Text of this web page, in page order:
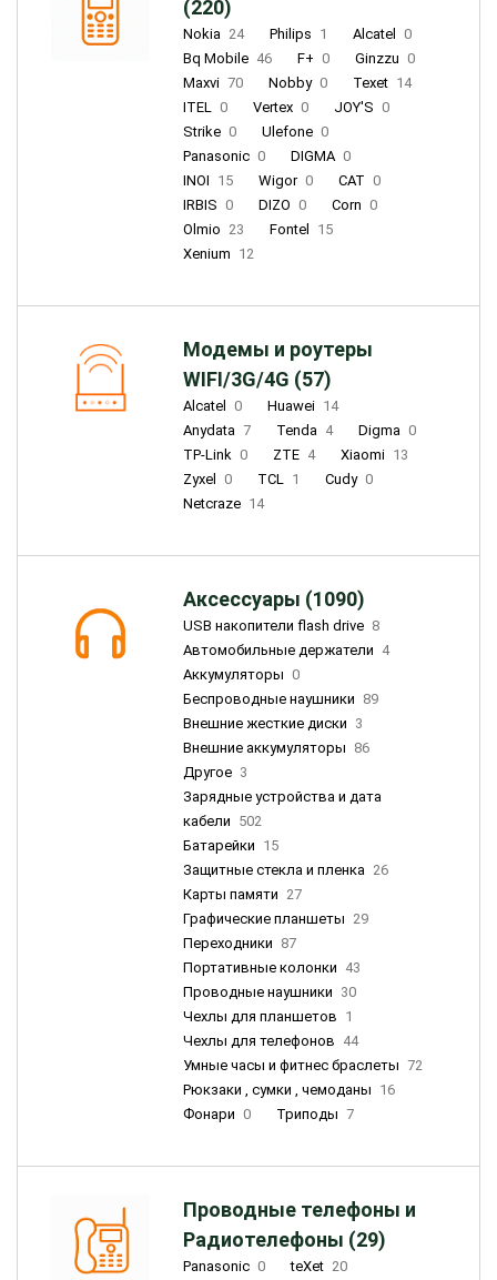
(220)
Nokia 24 Philips 1 Alcatel
0
Bq Mobile 46 F+ 0 Ginzzu 0
Maxvi 70 Nobby 0 Texet 14
ITEL 0 Vertex 0 JOY'S 0
Strike 0 Ulefone 0
Panasonic 0 DIGMA 0
INOI 15 Wigor 0 CAT 0
IRBIS 0 DIZO 0 Corn 0
Olmio 23 Fontel
15
Xenium 12
Модемы и роутеры
WIFI/3G/4G (57)
Alcatel 0 Huawei 14
Anydata 7 Tenda 4 Digma 0
TP-Link 0 ZTE 4 Xiaomi 13
Zyxel
0 TCL 1 Cudy 0
Netcraze 14
Аксессуары (1090)
USB накопители flash drive 8
Автомобильные держатели 4
Аккумуляторы 0
Беспроводные наушники 89
Внешние жесткие диски 3
Внешние аккумуляторы 86
Другое 3
Зарядные устройства и дата
кабели 502
Батарейки 15
Защитные стекла и пленка 26
Карты памяти 27
Графические планшеты 29
Переходники 87
Портативные колонки 43
Проводные наушники 30
Чехлы для планшетов 1
Чехлы для телефонов 44
Умные часы и фитнес браслеты 72
Рюкзаки , сумки , чемоданы 16
Фонари 0 Триподы 7
Проводные телефоны и
Радиотелефоны (29)
Panasonic 0 teXet 20